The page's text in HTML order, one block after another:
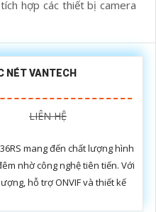
hợp các thiết bị camera
NÉT VANTECH
LIÊN HỆ
mang đến chất lượng hình
nhờ công nghệ tiên tiến. Với
hỗ trợ ONVIF và thiết kế